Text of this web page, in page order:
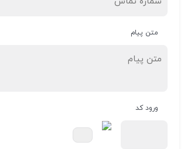
متن پیام
ورود کد